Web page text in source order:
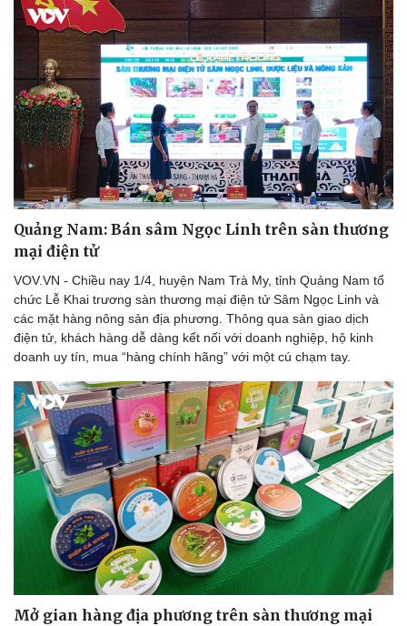
Quảng Nam: Bán sâm Ngọc Linh trên sàn thương
mại điện tử
VOV.VN - Chiều nay 1/4, huyện Nam Trà My, tỉnh Quảng Nam tổ
chức Lễ Khai trương sàn thương mại điện tử Sâm Ngọc Linh và
các mặt hàng nông sản địa phương. Thông qua sàn giao dịch
điện tử, khách hàng dễ dàng kết nối với doanh nghiệp, hộ kinh
doanh uy tín, mua “hàng chính hãng” với một cú chạm tay.
Mở gian hàng địa phương trên sàn thương mại